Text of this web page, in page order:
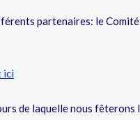
partenaires: le
ici
de laquelle nous fêterons